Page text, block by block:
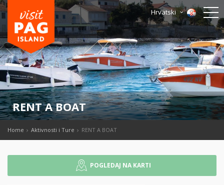
Hrvatski
RENT A BOAT
Home Aktivnosti i Ture RENT A BOAT
POGLEDAJ NA KARTI